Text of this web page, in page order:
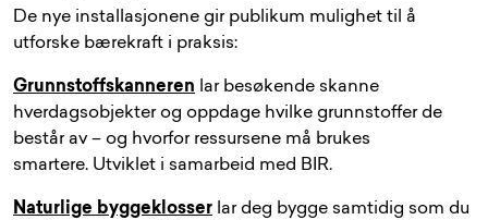
De nye installasjonene gir publikum mulighet til å
utforske bærekraft i praksis:
Grunnstoffskanneren lar besøkende skanne
hverdagsobjekter og oppdage hvilke grunnstoffer de
består av – og hvorfor ressursene må brukes
smartere. Utviklet i samarbeid med BIR.
Naturlige byggeklosser lar deg bygge samtidig som du